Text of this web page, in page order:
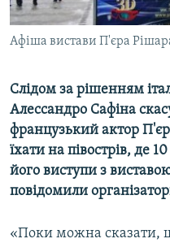
УКРАЇНСЬКА ПРОБЛЕМА
ІНФОГРАФІКА
ДОЛУЧАЙСЯ!
Усі сайти RFE/RL
Афіша вистави П'єра
Слідом за рішенням
Алессандро Сафіна
французький актор
їхати на півострів, де
його виступи з
повідомили
«Поки можна сказати,